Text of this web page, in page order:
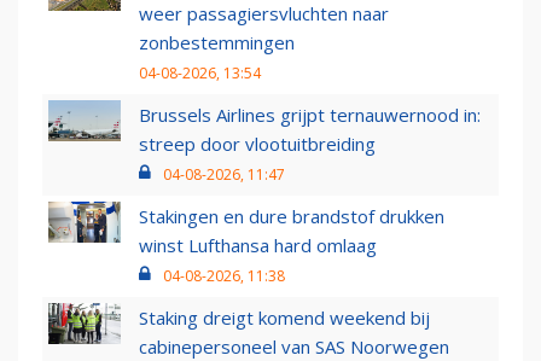
weer passagiersvluchten naar
zonbestemmingen
04-08-2026, 13:54
Brussels Airlines grijpt ternauwernood in:
streep door vlootuitbreiding
04-08-2026, 11:47
Stakingen en dure brandstof drukken
winst Lufthansa hard omlaag
04-08-2026, 11:38
Staking dreigt komend weekend bij
cabinepersoneel van SAS Noorwegen